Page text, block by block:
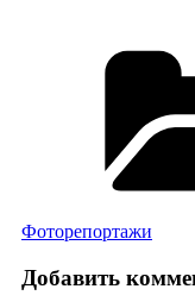
Фоторепортажи
Добавить